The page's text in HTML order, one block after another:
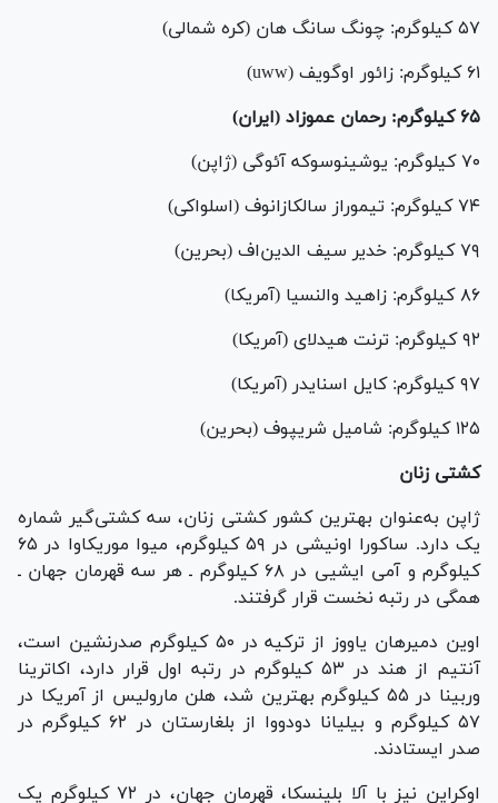
۵۷ کیلوگرم: چونگ سانگ هان (کره شمالی)
۶۱ کیلوگرم: زائور اوگویف (uww)
۶۵ کیلوگرم: رحمان عموزاد (ایران)
۷۰ کیلوگرم: یوشینوسوکه آئوگی (ژاپن)
۷۴ کیلوگرم: تیموراز سالکازانوف (اسلواکی)
۷۹ کیلوگرم: خدیر سیف الدین‌اف (بحرین)
۸۶ کیلوگرم: زاهید والنسیا (آمریکا)
۹۲ کیلوگرم: ترنت هیدلای (آمریکا)
۹۷ کیلوگرم: کایل اسنایدر (آمریکا)
۱۲۵ کیلوگرم: شامیل شریپوف (بحرین)
کشتی زنان
ژاپن به‌عنوان بهترین کشور کشتی زنان، سه کشتی‌گیر شماره
یک دارد. ساکورا اونیشی در ۵۹ کیلوگرم، میوا موریکاوا در ۶۵
کیلوگرم و آمی ایشیی در ۶۸ کیلوگرم ـ هر سه قهرمان جهان ـ
همگی در رتبه نخست قرار گرفتند.
اوین دمیرهان یاووز از ترکیه در ۵۰ کیلوگرم صدرنشین است،
آنتیم از هند در ۵۳ کیلوگرم در رتبه اول قرار دارد، اکاترینا
وربینا در ۵۵ کیلوگرم بهترین شد، هلن مارولیس از آمریکا در
۵۷ کیلوگرم و بیلیانا دودووا از بلغارستان در ۶۲ کیلوگرم در
صدر ایستادند.
اوکراین نیز با آلا بلینسکا، قهرمان جهان، در ۷۲ کیلوگرم یک